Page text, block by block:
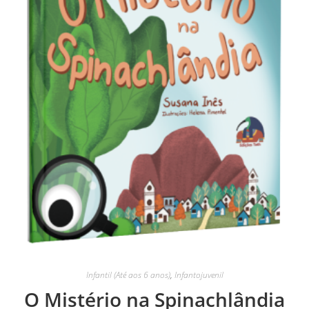
Infantil (Até aos 6 anos), Infantojuvenil
O Mistério na Spinachlândia